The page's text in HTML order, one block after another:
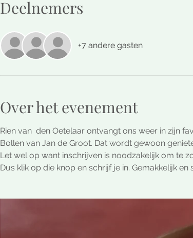
Deelnemers
+7 andere gasten
Over het evenement
Rien van  den Oetelaar ontvangt ons weer in zijn
Bollen van Jan de Groot. Dat wordt gewoon
Let wel op want inschrijven is noodzakelijk om te
Dus klik op die knop en schrijf je in. Gemakkelijk en